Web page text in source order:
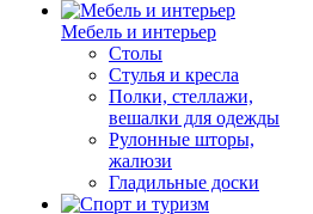
Мебель и интерьер
Столы
Стулья и кресла
Полки, стеллажи,
вешалки для одежды
Рулонные шторы,
жалюзи
Гладильные доски